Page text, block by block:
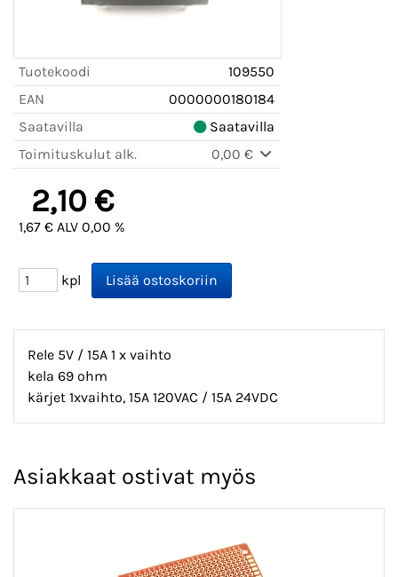
Tuotekoodi
109550
EAN
0000000180184
Saatavilla
Saatavilla
Toimituskulut alk.
0,00 €
2,10 €
1,67 € ALV 0,00 %
kpl
Rele 5V / 15A 1 x vaihto
kela 69 ohm
kärjet 1xvaihto, 15A 120VAC / 15A 24VDC
Asiakkaat ostivat myös